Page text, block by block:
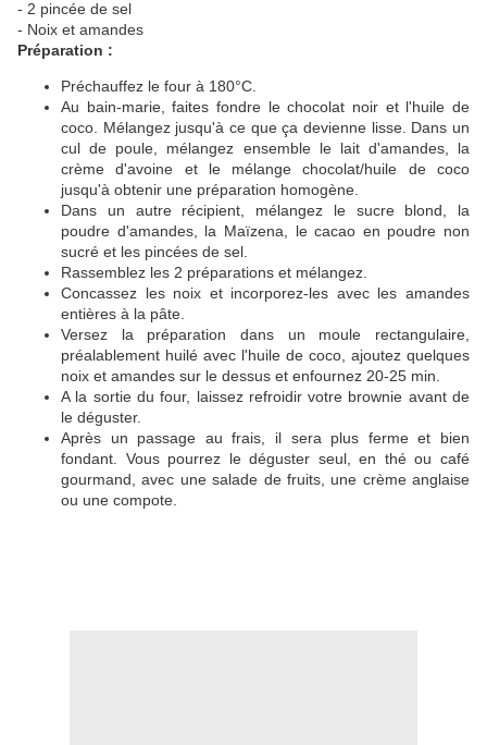
- 2 pincée de sel
- Noix et amandes
Préparation :
Préchauffez le four à 180°C.
Au bain-marie, faites fondre le chocolat noir et l'huile de
coco. Mélangez jusqu'à ce que ça devienne lisse. Dans un
cul de poule, mélangez ensemble le lait d'amandes, la
crème d'avoine et le mélange chocolat/huile de coco
jusqu'à obtenir une préparation homogène.
Dans un autre récipient, mélangez le sucre blond, la
poudre d'amandes, la Maïzena, le cacao en poudre non
sucré et les pincées de sel.
Rassemblez les 2 préparations et mélangez.
Concassez les noix et incorporez-les avec les amandes
entières à la pâte.
Versez la préparation dans un moule rectangulaire,
préalablement huilé avec l'huile de coco, ajoutez quelques
noix et amandes sur le dessus et enfournez 20-25 min.
A la sortie du four, laissez refroidir votre brownie avant de
le déguster.
Après un passage au frais, il sera plus ferme et bien
fondant. Vous pourrez le déguster seul, en thé ou café
gourmand, avec une salade de fruits, une crème anglaise
ou une compote.